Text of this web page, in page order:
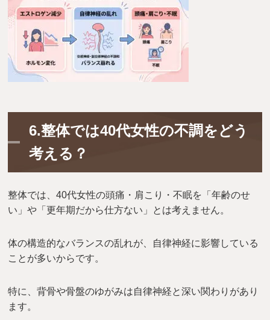
6.整体では40代女性の不調をどう
考える？
整体では、40代女性の頭痛・肩こり・不眠を「年齢のせ
い」や「更年期だから仕方ない」とは考えません。
体の構造的なバランスの乱れが、自律神経に影響している
ことが多いからです。
特に、背骨や骨盤のゆがみは自律神経と深い関わりがあり
ます。